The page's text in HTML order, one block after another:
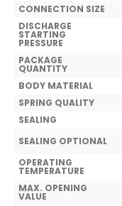
CONNECTION SIZE
DISCHARGE
STARTING
PRESSURE
PACKAGE
QUANTITY
BODY MATERIAL
SPRING QUALITY
SEALING
SEALING OPTIONAL
OPERATING
TEMPERATURE
MAX. OPENING
VALUE